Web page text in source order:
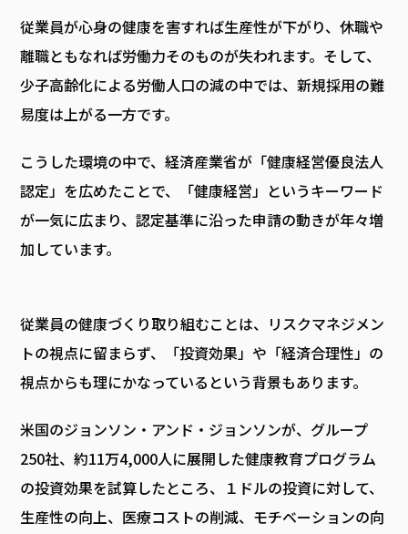
従業員が心身の健康を害すれば生産性が下がり、休職や
離職ともなれば労働力そのものが失われます。そして、
少子高齢化による労働人口の減の中では、新規採用の難
易度は上がる一方です。
こうした環境の中で、経済産業省が「健康経営優良法人
認定」を広めたことで、「健康経営」というキーワード
が一気に広まり、認定基準に沿った申請の動きが年々増
加しています。
従業員の健康づくり取り組むことは、リスクマネジメン
トの視点に留まらず、「投資効果」や「経済合理性」の
視点からも理にかなっているという背景もあります。
米国のジョンソン・アンド・ジョンソンが、グループ
250社、約11万4,000人に展開した健康教育プログラム
の投資効果を試算したところ、１ドルの投資に対して、
生産性の向上、医療コストの削減、モチベーションの向